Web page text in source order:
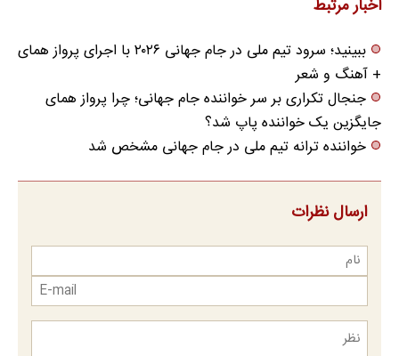
اخبار مرتبط
ببینید؛ سرود تیم ملی در جام جهانی ۲۰۲۶ با اجرای پرواز همای
+ آهنگ و شعر
جنجال تکراری بر سر خواننده جام جهانی؛ چرا پرواز همای
جایگزین یک خواننده پاپ شد؟
خواننده ترانه تیم ملی در جام جهانی مشخص شد
ارسال نظرات